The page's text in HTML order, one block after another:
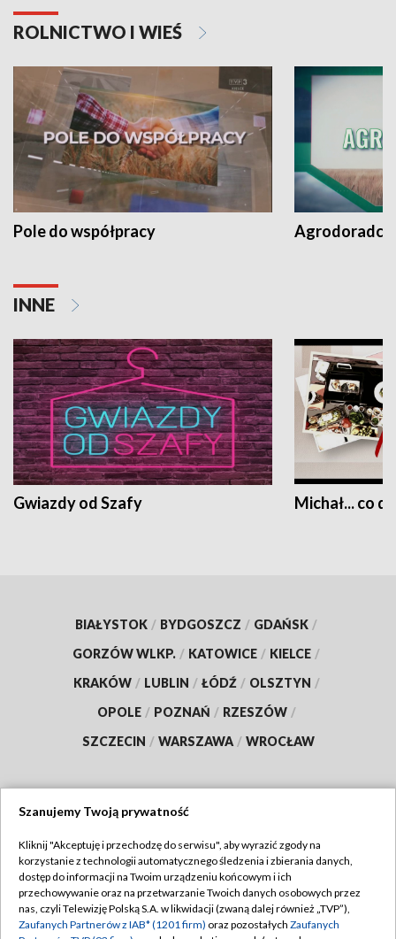
ROLNICTWO I WIEŚ
Pole do współpracy Agrodoradcy
INNE
Gwiazdy od Szafy Michał... co
BIAŁYSTOK / BYDGOSZCZ / GDAŃSK /
GORZÓW WLKP. / KATOWICE / KIELCE /
KRAKÓW / LUBLIN / ŁÓDŹ / OLSZTYN /
OPOLE / POZNAŃ / RZESZÓW /
SZCZECIN / WARSZAWA / WROCŁAW
TVP
Abonament TVP
Emisja w TVP
Regulamin TVP
Polityka prywatności
Szanujemy Twoją prywatność
Kliknij "Akceptuję i przechodzę do serwisu", aby wyrazić zgody na
korzystanie z technologii automatycznego śledzenia i zbierania danych,
dostęp do informacji na Twoim urządzeniu końcowym i ich
przechowywanie oraz na przetwarzanie Twoich danych osobowych przez
nas, czyli Telewizję Polską S.A. w likwidacji (zwaną dalej również „TVP”),
Zaufanych Partnerów z IAB* (1201 firm) oraz pozostałych Zaufanych